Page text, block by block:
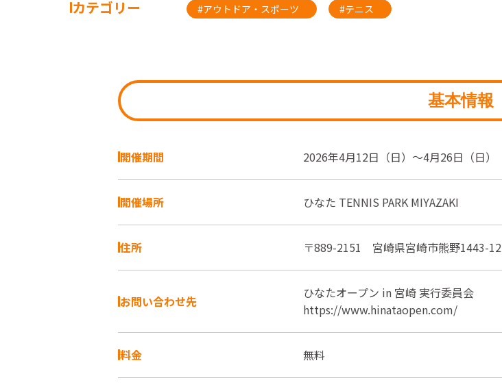
カテゴリー #アウトドア・スポーツ #テニス
基本情報
開催期間 2026年4月12日（日）～4月26日（日）
開催場所 ひなた TENNIS PARK MIYAZAKI
住所 〒889-2151 宮崎県宮崎市熊野1443-12
お問い合わせ先
ひなたオープン in 宮崎 実行委員会
https://www.hinataopen.com/
料金 無料